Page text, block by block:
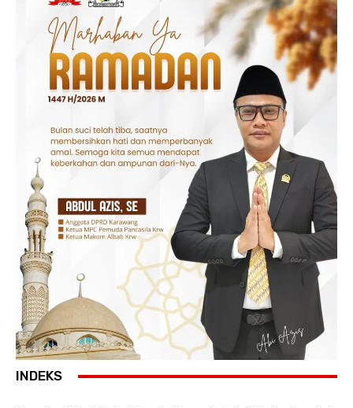
INDEKS